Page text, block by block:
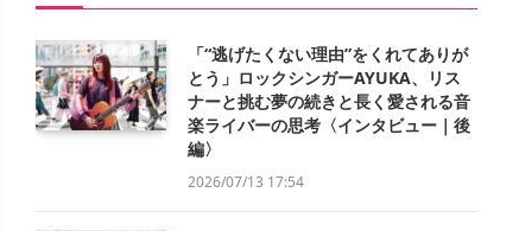
「“逃げたくない理由”をくれてありが
とう」ロックシンガーAYUKA、リス
ナーと挑む夢の続きと長く愛される音
楽ライバーの思考〈インタビュー｜後
編〉
2026/07/13 17:54